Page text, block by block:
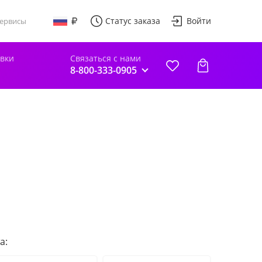
Статус заказа Войти
Связаться с нами
8-800-333-0905